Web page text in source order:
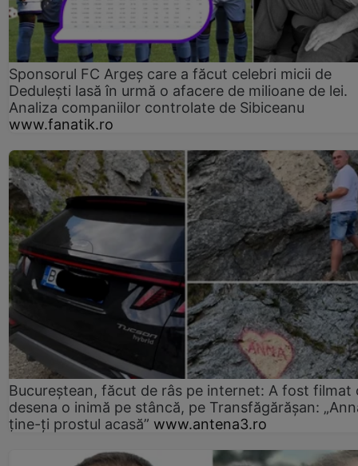
Sponsorul FC Argeș care a făcut celebri micii de
Dedulești lasă în urmă o afacere de milioane de lei.
Analiza companiilor controlate de Sibiceanu
www.fanatik.ro
Bucureștean, făcut de râs pe internet: A fost filmat
desena o inimă pe stâncă, pe Transfăgărășan:
ține-ți prostul acasă” www.antena3.ro